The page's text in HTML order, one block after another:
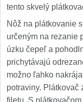
tento skvelý
Nôž na plátkovanie
určeným na rezanie
úzku čepeľ a
prichytávajú
možno ľahko
potraviny. Plátkovač
filetu. S